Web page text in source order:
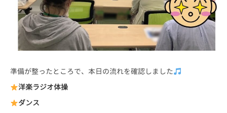
準備が整ったところで、本日の流れを確認しました
洋楽ラジオ体操
ダンス